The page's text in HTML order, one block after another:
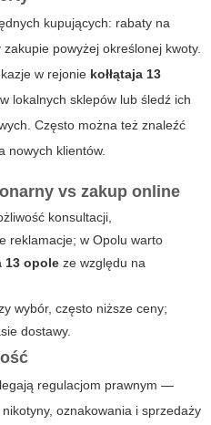
kupujących: rabaty na
powyżej określonej kwoty.
w rejonie kołłątaja 13
lokalnych sklepów lub śledź ich
Często można też znaleźć
nowych klientów.
vs zakup online
konsultacji,
reklamacje; w Opolu warto
13 opole ze względu na
wybór, często niższe ceny;
dostawy.
regulacjom prawnym —
oznakowania i sprzedaży